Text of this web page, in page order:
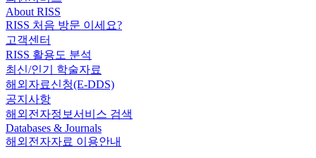
About RISS
RISS 처음 방문 이세요?
고객센터
RISS 활용도 분석
최신/인기 학술자료
해외자료신청(E-DDS)
공지사항
해외전자정보서비스 검색
Databases & Journals
해외전자자료 이용안내